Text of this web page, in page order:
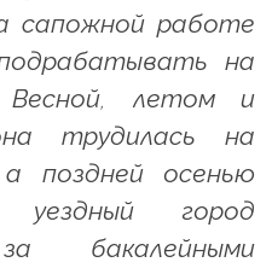
сапожной работе
на
Весной, летом и
трудилась на
поздней осенью
уездный город
бакалейными